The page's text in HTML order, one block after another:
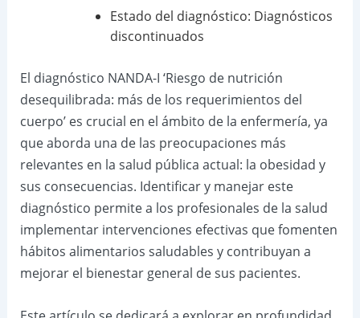
Estado del diagnóstico: Diagnósticos
discontinuados
El diagnóstico NANDA-I ‘Riesgo de nutrición
desequilibrada: más de los requerimientos del
cuerpo’ es crucial en el ámbito de la enfermería, ya
que aborda una de las preocupaciones más
relevantes en la salud pública actual: la obesidad y
sus consecuencias. Identificar y manejar este
diagnóstico permite a los profesionales de la salud
implementar intervenciones efectivas que fomenten
hábitos alimentarios saludables y contribuyan a
mejorar el bienestar general de sus pacientes.